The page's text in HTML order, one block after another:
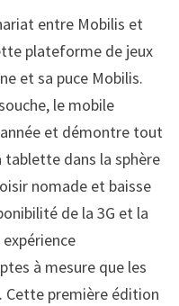
entre Mobilis et
plateforme de jeux
et sa puce Mobilis.
le mobile
et démontre tout
dans la sphère
nomade et baisse
de la 3G et la
à mesure que les
Cette première édition